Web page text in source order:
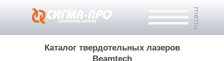
menu
Каталог твердотельных лазеров
Beamtech